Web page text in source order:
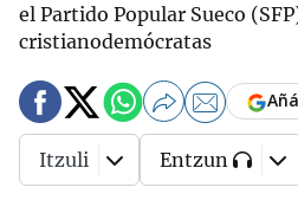
el Partido Popular Sueco
cristianodemócratas
Itzuli Entzun